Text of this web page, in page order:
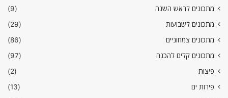
מתכונים לראש השנה
(9)
מתכונים לשבועות
(29)
מתכונים צמחוניים
(86)
מתכונים קלים להכנה
(97)
פיצות
(2)
פירות ים
(13)